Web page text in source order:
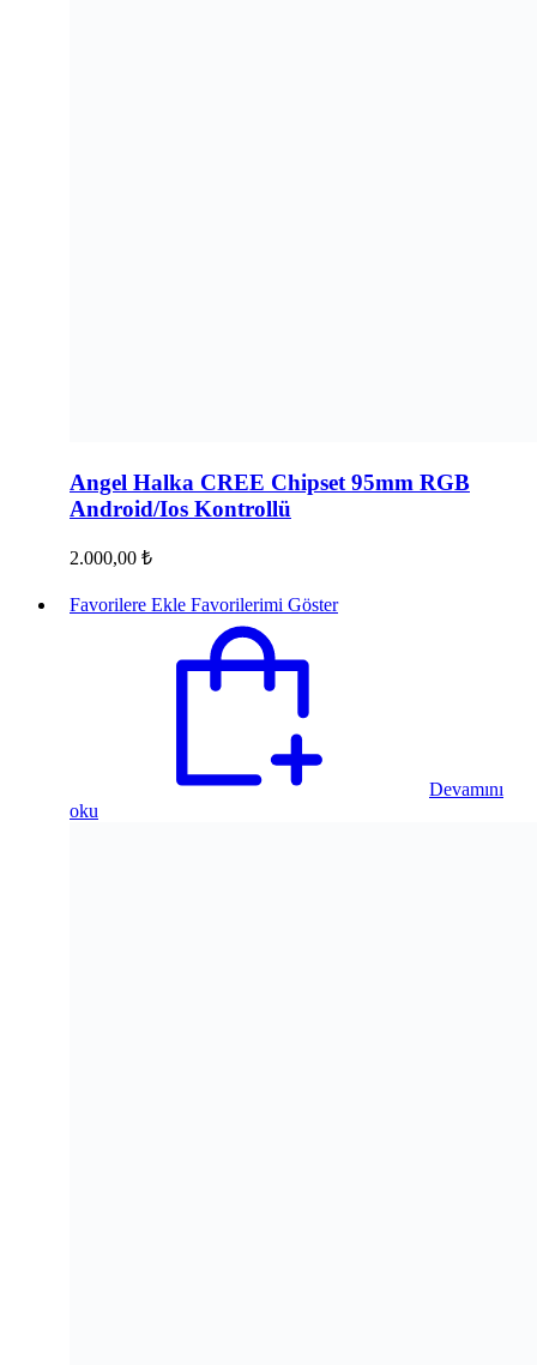
Angel Halka CREE Chipset 95mm RGB
Android/Ios Kontrollü
2.000,00 ₺
Favorilere Ekle Favorilerimi Göster
Devamını
oku